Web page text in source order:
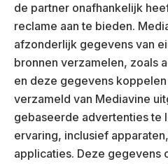
de partner onafhankelijk
reclame aan te bieden.
afzonderlijk gegevens van
bronnen verzamelen, zoals
en deze gegevens
verzameld van Mediavine
gebaseerde advertenties te
ervaring, inclusief
applicaties. Deze gegevens